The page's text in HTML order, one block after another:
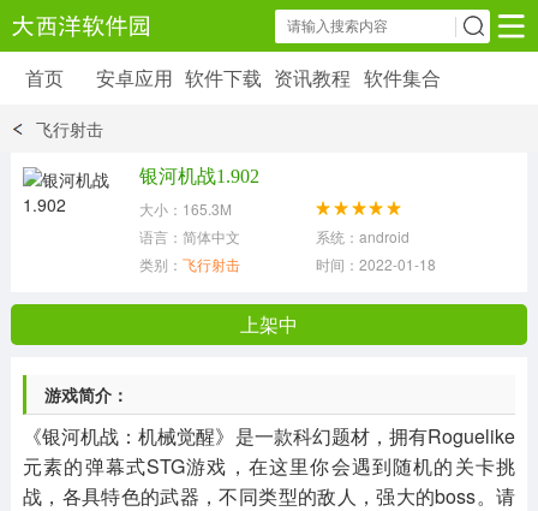
安卓应用 软件下载 资讯教程
6179 款应用
39 款应用
首页 安卓应用 软件下载 资讯教程 软件集合
飞行射击
银河机战1.902
大小：165.3M
语言：简体中文
系统：android
类别： 飞行射击 时间：2022-01-18 11:11:36
上架中
游戏简介：
《银河机战：机械觉醒》是一款科幻题材，拥有Roguelike
元素的弹幕式STG游戏，在这里你会遇到随机的关卡挑
战，各具特色的武器，不同类型的敌人，强大的boss。请